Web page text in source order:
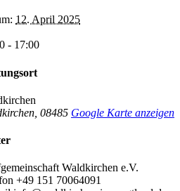
12. April 2025
- 17:00
08485 Google Karte anzeigen
Waldkirchen e.V.
+49 151 70064091